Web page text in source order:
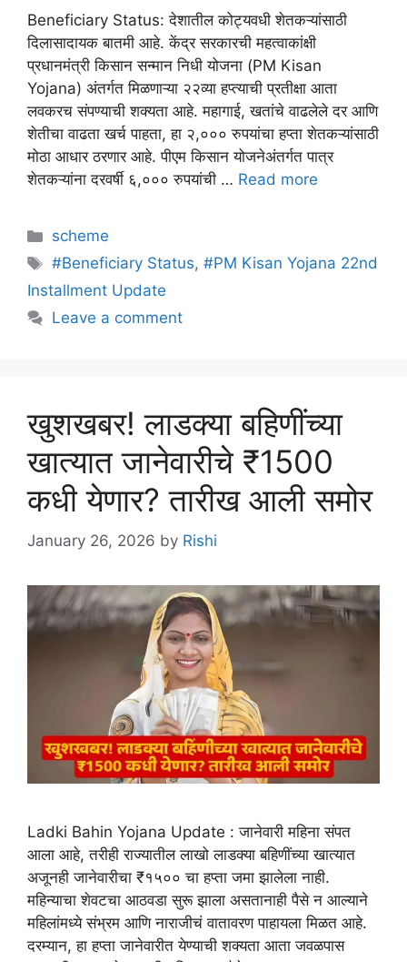
Beneficiary Status: देशातील कोट्यवधी शेतकऱ्यांसाठी
दिलासादायक बातमी आहे. केंद्र सरकारची महत्वाकांक्षी
प्रधानमंत्री किसान सन्मान निधी योजना (PM Kisan
Yojana) अंतर्गत मिळणाऱ्या २२व्या हप्त्याची प्रतीक्षा आता
लवकरच संपण्याची शक्यता आहे. महागाई, खतांचे वाढलेले दर आणि
शेतीचा वाढता खर्च पाहता, हा २,००० रुपयांचा हप्ता शेतकऱ्यांसाठी
मोठा आधार ठरणार आहे. पीएम किसान योजनेअंतर्गत पात्र
शेतकऱ्यांना दरवर्षी ६,००० रुपयांची … Read more
Categories
scheme
Tags
#Beneficiary Status,#PM Kisan Yojana 22nd
Installment Update
Leave a comment
खुशखबर! लाडक्या बहिणींच्या
खात्यात जानेवारीचे ₹1500
कधी येणार? तारीख आली समोर
January 26, 2026 by Rishi
Ladki Bahin Yojana Update : जानेवारी महिना संपत
आला आहे, तरीही राज्यातील लाखो लाडक्या बहिणींच्या खात्यात
अजूनही जानेवारीचा ₹१५०० चा हप्ता जमा झालेला नाही.
महिन्याचा शेवटचा आठवडा सुरू झाला असतानाही पैसे न आल्याने
महिलांमध्ये संभ्रम आणि नाराजीचं वातावरण पाहायला मिळत आहे.
दरम्यान, हा हप्ता जानेवारीत येण्याची शक्यता आता जवळपास